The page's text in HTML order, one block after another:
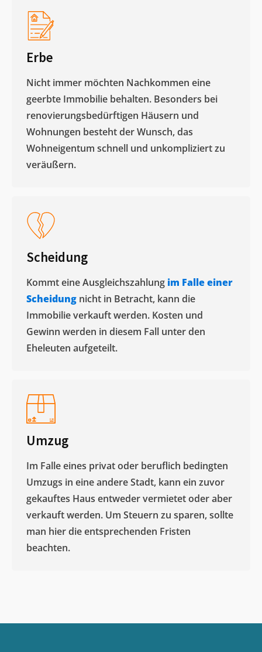
Erbe
Nicht immer möchten Nachkommen eine
geerbte Immobilie behalten. Besonders bei
renovierungsbedürftigen Häusern und
Wohnungen besteht der Wunsch, das
Wohneigentum schnell und unkompliziert zu
veräußern. ​
Scheidung
Kommt eine Ausgleichszahlung im Falle einer
Scheidung nicht in Betracht, kann die
Immobilie verkauft werden. Kosten und
Gewinn werden in diesem Fall unter den
Eheleuten aufgeteilt.​
Umzug
Im Falle eines privat oder beruflich bedingten
Umzugs in eine andere Stadt, kann ein zuvor
gekauftes Haus entweder vermietet oder aber
verkauft werden. Um Steuern zu sparen, sollte
man hier die entsprechenden Fristen
beachten.